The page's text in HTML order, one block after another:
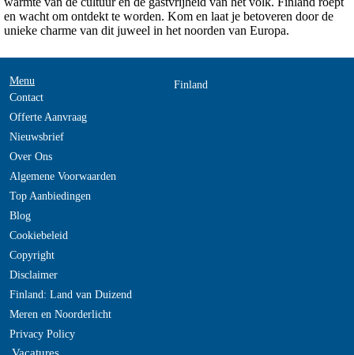
en wacht om ontdekt te worden. Kom en laat je betoveren door de
unieke charme van dit juweel in het noorden van Europa.
Menu
Contact
Offerte Aanvraag
Nieuwsbrief
Over Ons
Algemene Voorwaarden
Top Aanbiedingen
Blog
Cookiebeleid
Copyright
Disclaimer
Finland: Land van Duizend
Meren en Noorderlicht
Privacy Policy
Finland